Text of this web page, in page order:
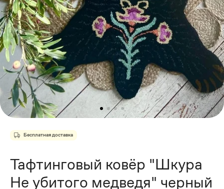
Бесплатная доставка
Тафтинговый ковёр "Шкура
Не убитого медведя" черный